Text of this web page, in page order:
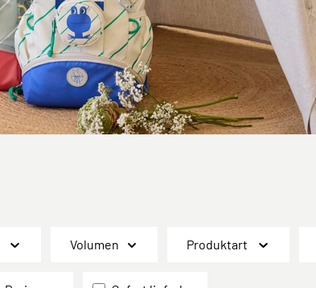
Volumen Produktart